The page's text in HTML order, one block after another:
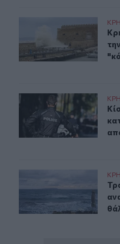
Κρήτη: Ριπές ανέμου
Κίσσαμος: 32χρονος
Τραγωδία στα Μάλια: